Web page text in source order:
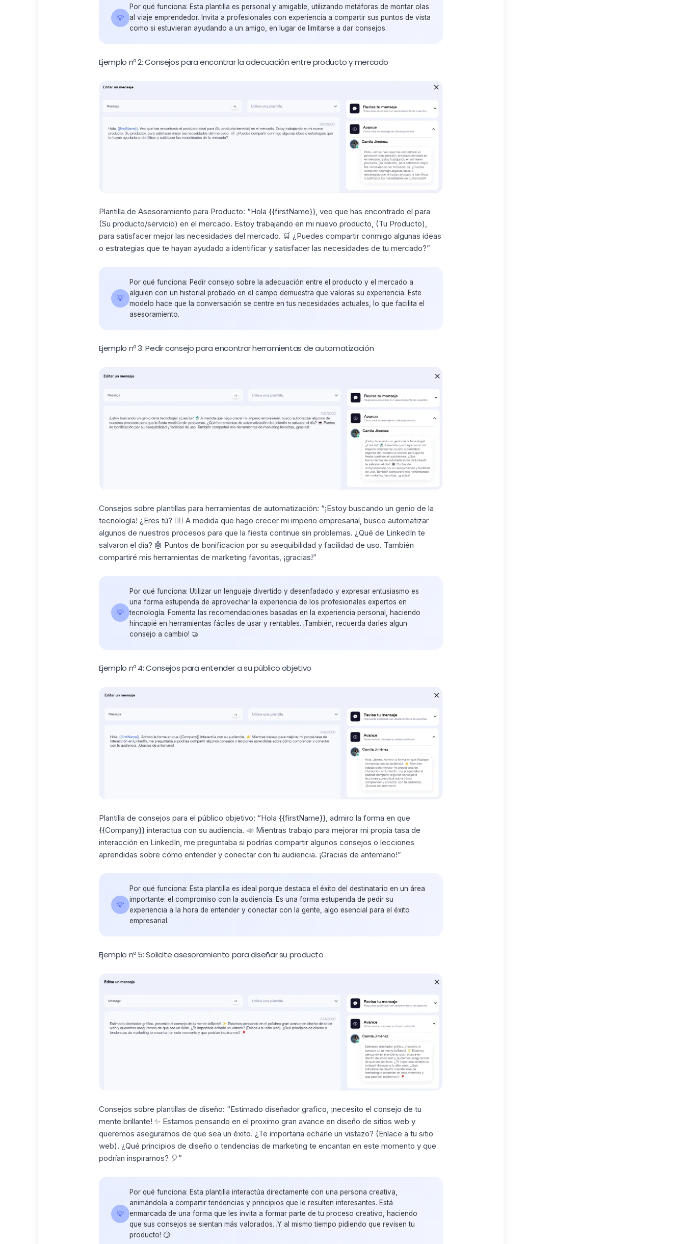
💡
Por qué funciona: Esta plantilla es personal y amigable, utilizando metáforas de montar olas
al viaje emprendedor. Invita a profesionales con experiencia a compartir sus puntos de vista
como si estuvieran ayudando a un amigo, en lugar de limitarse a dar consejos.
Ejemplo nº 2: Consejos para encontrar la adecuación entre producto y mercado
Plantilla de Asesoramiento para Producto: “Hola {{firstName}}, veo que has encontrado el para
(Su producto/servicio) en el mercado. Estoy trabajando en mi nuevo producto, (Tu Producto),
para satisfacer mejor las necesidades del mercado. 🛒 ¿Puedes compartir conmigo algunas ideas
o estrategias que te hayan ayudado a identificar y satisfacer las necesidades de tu mercado?”
💡
Por qué funciona: Pedir consejo sobre la adecuación entre el producto y el mercado a
alguien con un historial probado en el campo demuestra que valoras su experiencia. Este
modelo hace que la conversación se centre en tus necesidades actuales, lo que facilita el
asesoramiento.
Ejemplo nº 3: Pedir consejo para encontrar herramientas de automatización
Consejos sobre plantillas para herramientas de automatización: “¡Estoy buscando un genio de la
tecnología! ¿Eres tú? 🧙‍♂️ A medida que hago crecer mi imperio empresarial, busco automatizar
algunos de nuestros procesos para que la fiesta continue sin problemas. ¿Qué de LinkedIn te
salvaron el día? 🤖 Puntos de bonificacion por su asequibilidad y facilidad de uso. También
compartiré mis herramientas de marketing favoritas, ¡gracias!”
💡
Por qué funciona: Utilizar un lenguaje divertido y desenfadado y expresar entusiasmo es
una forma estupenda de aprovechar la experiencia de los profesionales expertos en
tecnología. Fomenta las recomendaciones basadas en la experiencia personal, haciendo
hincapié en herramientas fáciles de usar y rentables. ¡También, recuerda darles algun
consejo a cambio! 🤝
Ejemplo nº 4: Consejos para entender a su público objetivo
Plantilla de consejos para el público objetivo: “Hola {{firstName}}, admiro la forma en que
{{Company}} interactua con su audiencia. 📣 Mientras trabajo para mejorar mi propia tasa de
interacción en LinkedIn, me preguntaba si podrías compartir algunos consejos o lecciones
aprendidas sobre cómo entender y conectar con tu audiencia. ¡Gracias de antemano!”
💡
Por qué funciona: Esta plantilla es ideal porque destaca el éxito del destinatario en un área
importante: el compromiso con la audiencia. Es una forma estupenda de pedir su
experiencia a la hora de entender y conectar con la gente, algo esencial para el éxito
empresarial.
Ejemplo nº 5: Solicite asesoramiento para diseñar su producto
Consejos sobre plantillas de diseño: “Estimado diseñador grafico, ¡necesito el consejo de tu
mente brillante! ✨ Estamos pensando en el proximo gran avance en diseño de sitios web y
queremos asegurarnos de que sea un éxito. ¿Te importaria echarle un vistazo? (Enlace a tu sitio
web). ¿Qué principios de diseño o tendencias de marketing te encantan en este momento y que
podrían inspirarnos? 🎈”
💡
Por qué funciona: Esta plantilla interactúa directamente con una persona creativa,
animándola a compartir tendencias y principios que le resulten interesantes. Está
enmarcada de una forma que les invita a formar parte de tu proceso creativo, haciendo
que sus consejos se sientan más valorados. ¡Y al mismo tiempo pidiendo que revisen tu
producto! 😏